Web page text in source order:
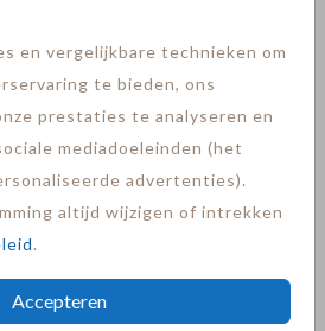
en vergelijkbare technieken om
te bieden, ons
prestaties te analyseren en
mediadoeleinden (het
advertenties).
altijd wijzigen of intrekken
.
Accepteren
STRIKJES